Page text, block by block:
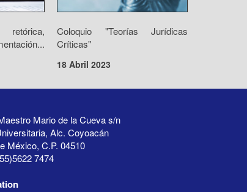
Coloquio "Teorías Jurídicas
Críticas"
18 Abril 2023
Mario de la Cueva s/n
Alc. Coyoacán
México, C.P. 04510
7474